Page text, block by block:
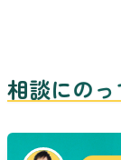
相談にの